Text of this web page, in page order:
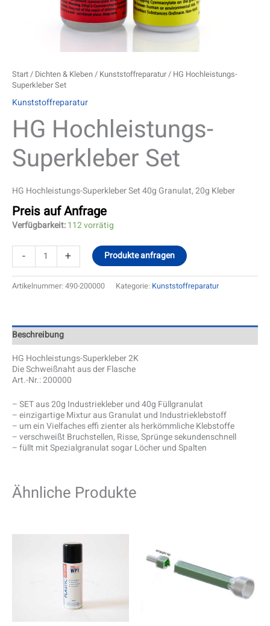
Start/ Dichten & Kleben/ Kunststoffreparatur/ HG Hochleistungs-
Superkleber Set
Kunststoffreparatur
HG Hochleistungs-
Superkleber Set
HG Hochleistungs-Superkleber Set 40g Granulat, 20g Kleber
Preis auf Anfrage
Verfügbarkeit:112 vorrätig
- + Produkte anfragen
Artikelnummer: 490-200000 Kategorie: Kunststoffreparatur
Beschreibung
HG Hochleistungs-Superkleber 2K
Die Schweißnaht aus der Flasche
Art.-Nr.: 200000
– SET aus 20g Industriekleber und 40g Füllgranulat
– einzigartige Mixtur aus Granulat und Industrieklebstoff
– um ein Vielfaches effi zienter als herkömmliche Klebstoffe
– verschweißt Bruchstellen, Risse, Sprünge sekundenschnell
– füllt mit Spezialgranulat sogar Löcher und Spalten
Ähnliche Produkte